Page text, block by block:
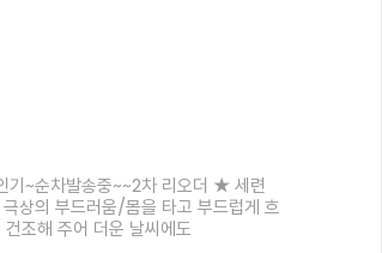
~순차발송중~~2차 리오더 ★ 세련
상의 부드러움/몸을 타고 부드럽게 흐
조해 주어 더운 날씨에도